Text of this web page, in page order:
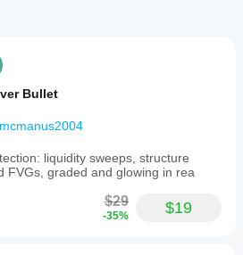
Bullet
liquidity sweeps, structure
FVGs, graded and glowing in rea
$29
-35% $19